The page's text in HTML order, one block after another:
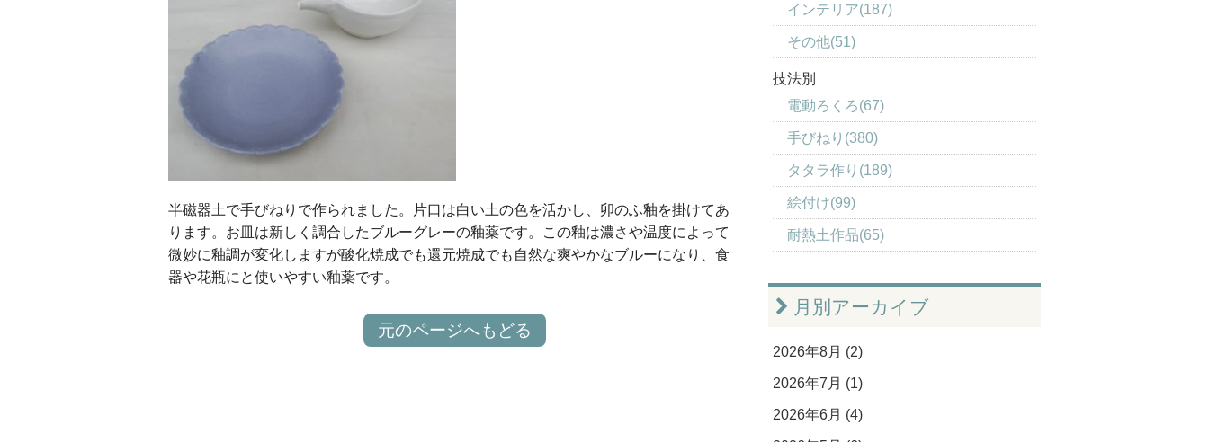
半磁器土で手びねりで作られました。片口は白い土の色を活かし、卯のふ釉を掛けてあ
ります。お皿は新しく調合したブルーグレーの釉薬です。この釉は濃さや温度によって
微妙に釉調が変化しますが酸化焼成でも還元焼成でも自然な爽やかなブルーになり、食
器や花瓶にと使いやすい釉薬です。
元のページへもどる
インテリア(187)
その他(51)
技法別
電動ろくろ(67)
手びねり(380)
タタラ作り(189)
絵付け(99)
耐熱土作品(65)
月別アーカイブ
2026年8月 (2)
2026年7月 (1)
2026年6月 (4)